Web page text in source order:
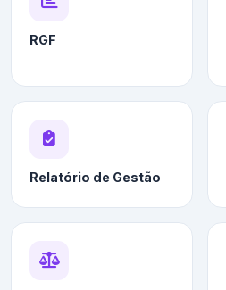
RGF
Relatório de Gestão